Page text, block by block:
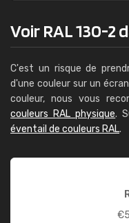
Voir RAL 130-2
C'est un risque de
d'une couleur sur un
couleur, nous vous
couleurs RAL physique.
éventail de couleurs RAL.
€